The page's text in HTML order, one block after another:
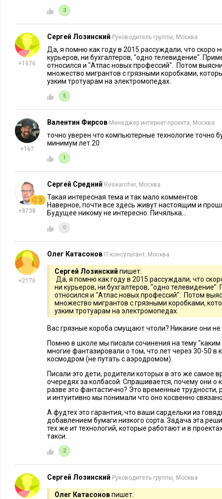
серьезных задач им проще остаться дома, чтобы лучше
рекрутер Amazon Линдси Мастейнподтверждает:
когда им предоставлена ​​возможность работать независимо,
им нравится».
Компаниямгибкий график выгодени с точки зрения
помещений и коммунальные платежи. С переходом на
менее дорогие и небольшие помещения, чтобы коллеги
гибкими офисами. В городе их стало больше на 100 тыс. кв.
Какими будут профессии будущего?
Популярность электронной коммерции будет расти,
складских работников. Инвестиции в «зеленую»
потребность в специалистах по ветряным турбинам.
странах с развитой экономикой приведет к увеличению
«Атлас новых профессий» также представил своевидение
потенциально популярные специальности:
Медиа и развлечения. Инфостилист для людей,
по запросам в поисковике, будет разрабатывать
пользователя и интересующий его стиль изложения
проверкой фактов в медиа, а дизайнер умной рекламы
учетом data science.
который будет изготавливать нужные цифровые модели
В индустрии моды появится эксперт по здоровой
производство тканей с точки зрения безопасности и
лечебной обеззараживающей пропиткой.
В IT-секторе прогнозируют контролера нейросетей. Он
нейросети, и воспроизводить ее логику. Это нужно
паттерны, заданные человеком.
Несмотря на то, что ИИ сможет заменить многочисленные
не так быстро, как ожидалось. По данным организаций,
автоматизировано только 34% всех бизнес-задач. Но это не
скоро догонят нас. Просто есть немного больше времени,
будущим изменениям.
3
+1676
Сергей Лозинский Руководитель группы, Москва
Да, я помню как году в 2015 рассуждали, что скоро
курьеров, ни бухгалтеров, "одно телевидение".
относился и "Атлас новых профессий". Потом
множество мигрантов с грязными коробками,
узким тротуарам на электромопедах.
5
+167
Валентин Фирсов Менеджер интернет-проекта, Москва
точно уверен что компьютерные технологие точно
минимум лет 20
1
+8738
Сергей Средний Researcher, Москва
Такая интересная тема и так мало комментов.
Наверное, почти все здесь живут настоящим и
Будущее никому не интересно. Пичялька...
0
+2176
Олег Катасонов IT-консультант, Москва
Сергей Лозинский пишет:
Да, я помню как году в 2015 рассуждали, что
ни курьеров, ни бухгалтеров, "одно
относился и "Атлас новых профессий". Потом
множество мигрантов с грязными коробками,
узким тротуарам на электромопедах.
Вас грязные короба смущают чтоли? Никакие они не
Помню в школе мы писали сочинения на тему
многие фантазировали о том, что лет через 30-50 в
космодром (не путать с аэродромом).
Писали это дети, родители которых в это же самое
очередях за колбасой. Спрашивается, почему они о
разве это фантастично? Это временные трудности,
и интуитивно мы понимали что оно косвенно
А фудтех это гарантия, что ваши сардельки из
добавлением бумаги низкого сорта. Задача эта
тех же ит технологий, которые работают и в
такси.
2
Сергей Лозинский Руководитель группы, Москва
Олег Катасоновпишет: